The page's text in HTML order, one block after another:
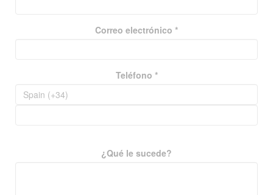
Correo electrónico *
Teléfono *
¿Qué le sucede?